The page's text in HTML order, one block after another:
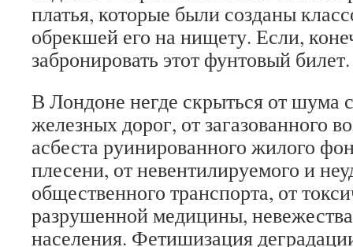
платья, которые были созданы
обрекшей его на нищету. Если,
забронировать этот фунтовый билет.
В Лондоне негде скрыться от шума
железных дорог, от загазованного
асбеста руинированного жилого
плесени, от невентилируемого и
общественного транспорта, от
разрушенной медицины,
населения. Фетишизация